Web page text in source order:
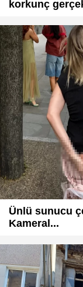
korkunç
Ünlü sunucu
Kameral...